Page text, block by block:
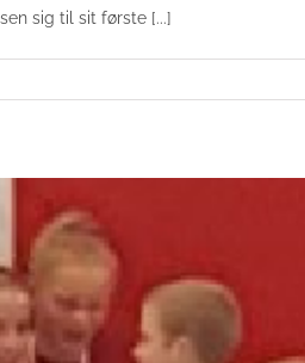
sig til sit første [...]